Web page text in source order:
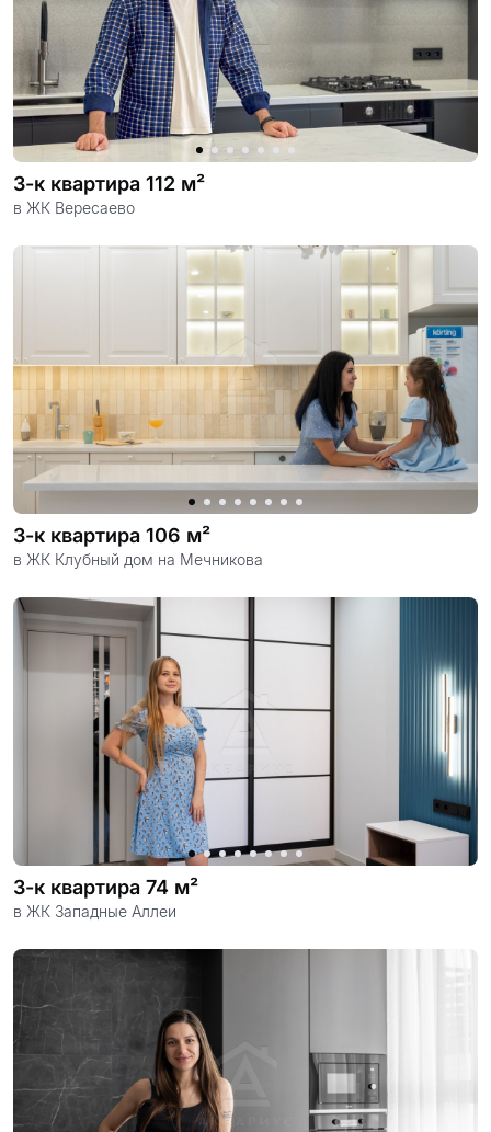
3-к квартира 112 м²
в ЖК Вересаево
3-к квартира 106 м²
в ЖК Клубный дом на Мечникова
3-к квартира 74 м²
в ЖК Западные Аллеи